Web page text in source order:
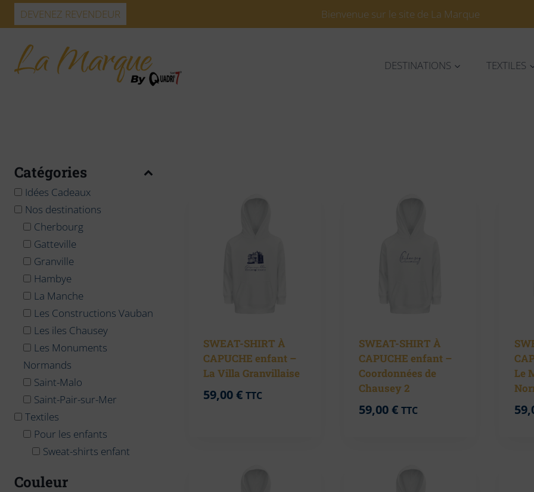
Skip DEVENEZ REVENDEUR Bienvenue sur le site de La Marque
DESTINATIONS TEXTILES
SWEAT-SHIRT À
CAPUCHE enfant –
La Villa Granvillaise
59,00€ TTC
SWEAT-SHIRT À
CAPUCHE enfant –
Coordonnées de
Chausey 2
59,00€ TTC
Le
Catégories
Idées Cadeaux
Nos destinations
Cherbourg
Gatteville
Granville
Hambye
La Manche
Les Constructions Vauban
Les iles Chausey
Les Monuments
Normands
Saint-Malo
Saint-Pair-sur-Mer
Textiles
Pour les enfants
Sweat-shirts enfant
Couleur